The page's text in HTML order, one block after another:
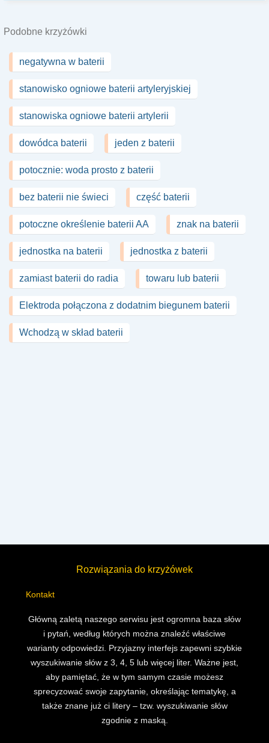
Podobne krzyżówki
negatywna w baterii
stanowisko ogniowe baterii artyleryjskiej
stanowiska ogniowe baterii artylerii
dowódca baterii jeden z baterii
potocznie: woda prosto z baterii
bez baterii nie świeci część baterii
potoczne określenie baterii AA znak na baterii
jednostka na baterii jednostka z baterii
zamiast baterii do radia towaru lub baterii
Elektroda połączona z dodatnim biegunem baterii
Wchodzą w skład baterii
Rozwiązania do krzyżówek
Kontakt
Główną zaletą naszego serwisu jest ogromna baza słów
i pytań, według których można znaleźć właściwe
warianty odpowiedzi. Przyjazny interfejs zapewni szybkie
wyszukiwanie słów z 3, 4, 5 lub więcej liter. Ważne jest,
aby pamiętać, że w tym samym czasie możesz
sprecyzować swoje zapytanie, określając tematykę, a
także znane już ci litery – tzw. wyszukiwanie słów
zgodnie z maską.